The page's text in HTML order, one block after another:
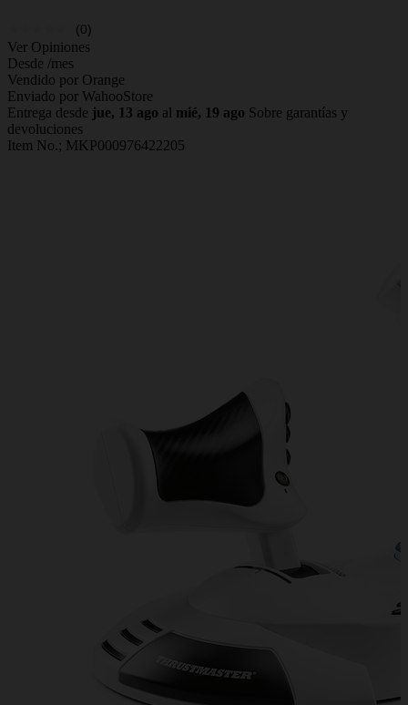
(0)
Ver Opiniones
Desde /mes
Vendido por Orange
Enviado por WahooStore
Entrega desde jue, 13 ago al mié, 19 ago Sobre garantías y
devoluciones
Item No.; MKP000976422205